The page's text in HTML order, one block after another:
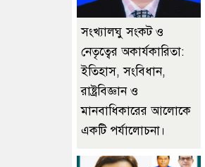
সংখ্যালঘু সংকট ও
নেতৃত্বের অকার্যকারিতা:
ইতিহাস, সংবিধান,
রাষ্ট্রবিজ্ঞান ও
মানবাধিকারের আলোকে
একটি পর্যালোচনা।